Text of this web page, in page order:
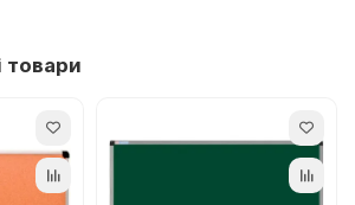
службами до будь-якого міста
товари